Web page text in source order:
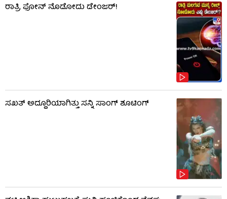
ರಾತ್ರಿ ಫೋನ್​​ ನೊಡೋದು ಡೇಂಜರ್!
ಸಖತ್ ಅದ್ದೂರಿಯಾಗಿತ್ತು ಸನ್ನಿ ಸಾಂಗ್ ಶೂಟಿಂಗ್